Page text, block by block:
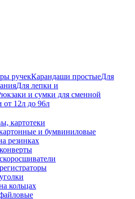
ручекКарандаши простыеДля
Для лепки и
и сумки для сменной
от 12л до 96л
картотеки
и бумвиниловые
резинках
кольцах